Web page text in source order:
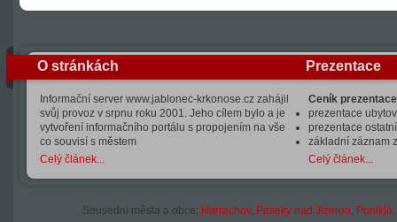
O stránkách
Informační server www.jablonec-krkonose.cz zahájil
svůj provoz v srpnu roku 2001. Jeho cílem bylo a je
vytvoření informačního portálu s propojením na vše
co souvisí s městem
Celý článek...
Prezentace
Ceník
prezentace
prezentace
základní záznam
Celý článek...
Sousední města a obce: Harrachov, Paseky nad Jizerou, Poniklá,